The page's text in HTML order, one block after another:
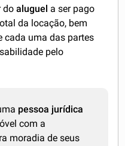
doaluguel a ser pago
da locação, bem
cada uma das partes
pelo
pessoa jurídica
com a
moradia de seus